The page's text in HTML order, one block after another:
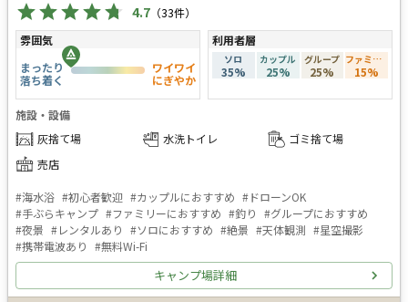
4.7 （33件）
雰囲気
まったり
落ち着く
ワイワイ
にぎやか
利用者層
ソロ
35%
カップル
25%
グループ
25%
ファミリー
15%
施設・設備
灰捨て場
水洗トイレ
ゴミ捨て場
売店
#海水浴 #初心者歓迎 #カップルにおすすめ #ドローンOK
#手ぶらキャンプ #ファミリーにおすすめ #釣り #グループにおすすめ
#夜景 #レンタルあり #ソロにおすすめ #絶景 #天体観測 #星空撮影
#携帯電波あり #無料Wi-Fi
キャンプ場詳細